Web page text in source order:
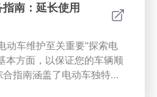
南：延长使用
动车维护至关重要”探索电
本方面，以保证您的车辆顺
指南涵盖了电动车独特的
理、轮胎维护、软件更新